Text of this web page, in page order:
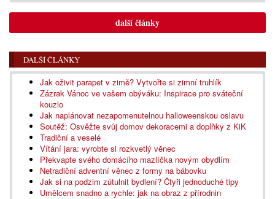
další články
DALŠÍ ČLÁNKY
Jak oživit parapet v zimě? Vytvořte si zimní truhlík
Zázrak Vánoc ve vašem obýváku: Inspirace pro sváteční
kouzlo
Jak naplánovat nezapomenutelnou halloweenskou oslavu
Soutěž: Osvěžte svůj domov dekoracemi a doplňky z KiK
Tradiční a veselé
Vítání jara: vyrobte si rozkvetlý věnec
Překvapte svého domácího mazlíčka novým obydlím
Netradiční adventní věnec z formy na bábovku
Jak si na podzim zútulnit bydlení? Čtyři jednoduché tipy
Umělcem snadno a rychle: jak na obraz z přírodnin